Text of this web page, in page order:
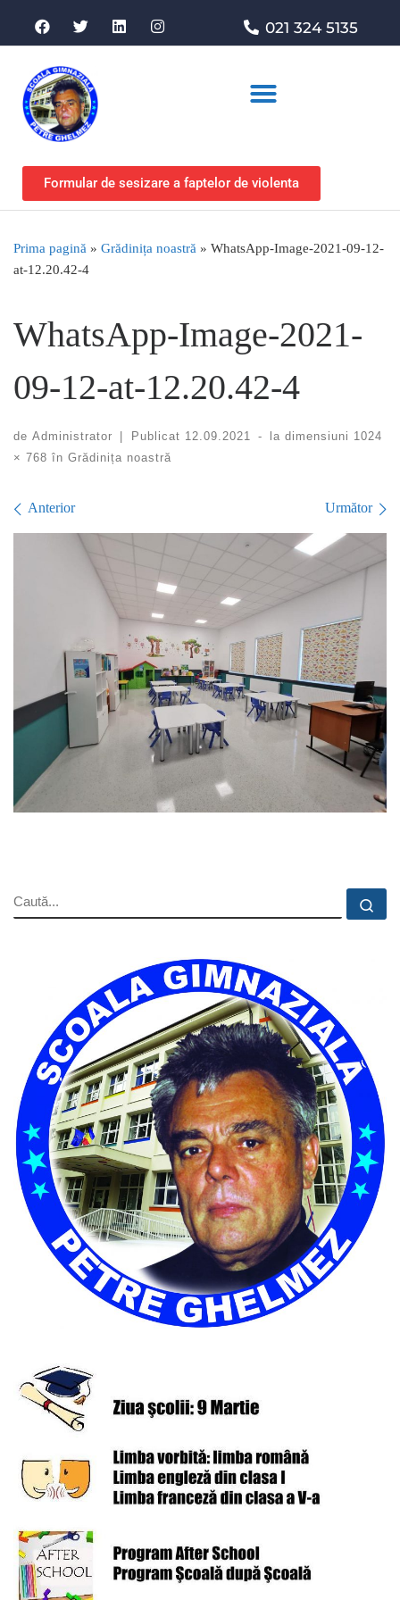
021 324 5135
Formular de sesizare a faptelor de violenta
Prima pagină » Grădinița noastră » WhatsApp-Image-2021-09-12-
at-12.20.42-4
WhatsApp-Image-2021-
09-12-at-12.20.42-4
de Administrator | Publicat 12.09.2021 - la dimensiuni 1024
× 768 în Grădinița noastră
Navigare în imagini
Anterior Următor